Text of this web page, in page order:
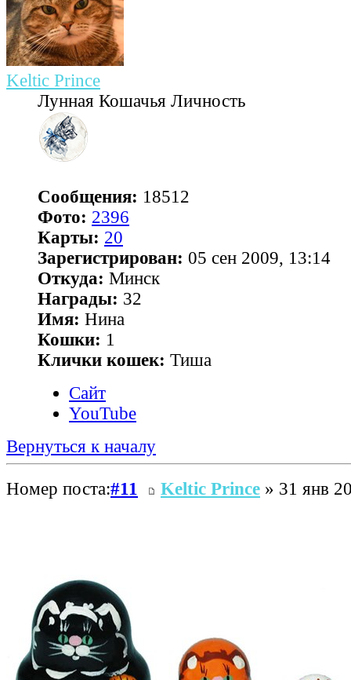
Keltic Prince
Лунная Кошачья Личность
Сообщения: 18512
Фото: 2396
Карты: 20
Зарегистрирован: 05 сен 2009, 13:14
Откуда: Минск
Награды: 32
Имя: Нина
Кошки: 1
Клички кошек: Тиша
Сайт
YouTube
Вернуться к началу
Номер поста:#11 Keltic Prince » 31 янв